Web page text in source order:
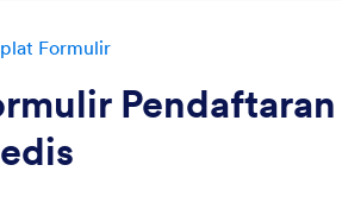
Formulir
Pendaftaran